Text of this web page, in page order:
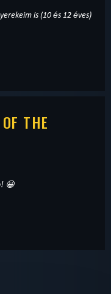
is (10 és 12 éves)
THE
😀